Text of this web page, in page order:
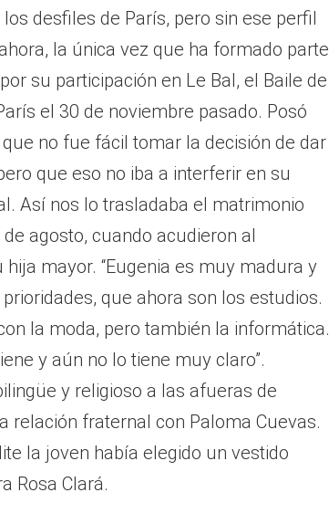
desfiles de París, pero sin ese perfil
la única vez que ha formado parte
su participación en Le Bal, el Baile de
el 30 de noviembre pasado. Posó
no fue fácil tomar la decisión de dar
que eso no iba a interferir en su
Así nos lo trasladaba el matrimonio
agosto, cuando acudieron al
mayor. “Eugenia es muy madura y
que ahora son los estudios.
la moda, pero también la informática.
y aún no lo tiene muy claro”.
y religioso a las afueras de
relación fraternal con Paloma Cuevas.
la joven había elegido un vestido
Rosa Clará.